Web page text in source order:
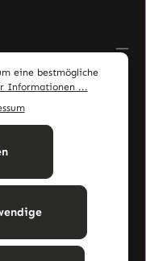
eine bestmögliche
Informationen ...